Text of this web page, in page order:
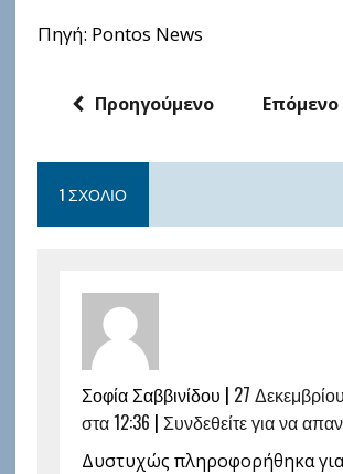
Πηγή: Pontos News
Προηγούμενο
1 ΣΧΌΛΙΟ
Σοφία Σαββινίδου | 27
στα 12:36 | Συνδεθείτε για να
Δυστυχώς πληροφορήθηκα για